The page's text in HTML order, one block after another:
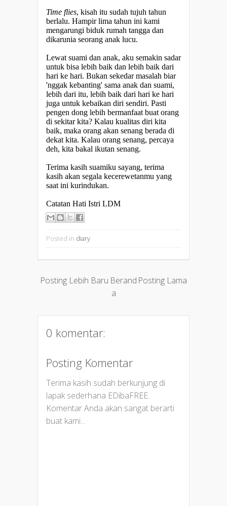
Time flies, kisah itu sudah tujuh tahun
berlalu. Hampir lima tahun ini kami
mengarungi biduk rumah tangga dan
dikarunia seorang anak lucu.
Lewat suami dan anak, aku semakin sadar
untuk bisa lebih baik dan lebih baik dari
hari ke hari. Bukan sekedar masalah biar
'nggak kebanting' sama anak dan suami,
lebih dari itu, lebih baik dari hari ke hari
juga untuk kebaikan diri sendiri. Pasti
pengen dong lebih bermanfaat buat orang
di sekitar kita? Kalau kualitas diri kita
baik, maka orang akan senang berada di
dekat kita. Kalau orang senang, percaya
deh, kita bakal ikutan senang.
Terima kasih suamiku sayang, terima
kasih akan segala kecerewetanmu yang
saat ini kurindukan.
Catatan Hati Istri LDM
Posted in diary
Posting Lebih Baru Posting Lama
Berand
a
0 komentar:
Posting Komentar
Terima kasih sudah berkunjung di
lapak sederhana EDibaFREE.
Komentar Anda akan sangat berarti
buat kami...